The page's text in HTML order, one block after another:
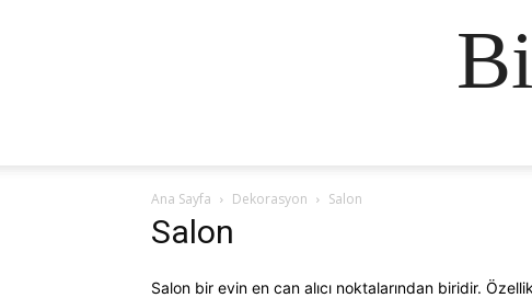
Ana Sayfa Dekorasyon Salon
Salon
Salon bir evin en can alıcı noktalarından biridir.